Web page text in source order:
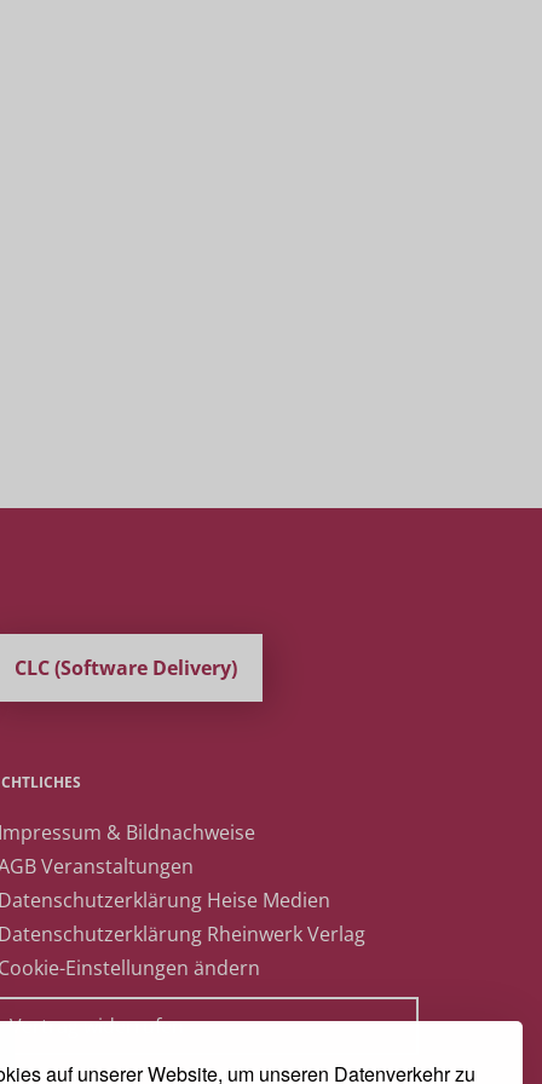
auf unserer Website, um unseren Datenverkehr zu
CLC (Software Delivery)
& Bildnachweise
Veranstaltungen
Heise Medien
Rheinwerk Verlag
Einstellungen ändern
Vertrag widerrufen